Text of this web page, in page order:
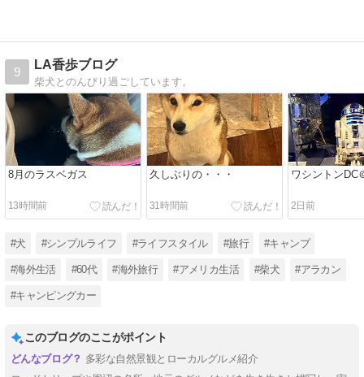
9
LA香歩ブログ
柴犬とのんびり過ごしています。
8月のラスベガス
13時間前
久しぶりの・・・
31時間前
ワシントンDC
2日前
#犬 #シンプルライフ #ライフスタイル #旅行 #キャンプ
#海外生活 #60代 #海外旅行 #アメリカ生活 #柴犬 #アラカン
#キャンピングカー
このブログのここがポイント
多彩な自然景観とローカルグルメ紹介